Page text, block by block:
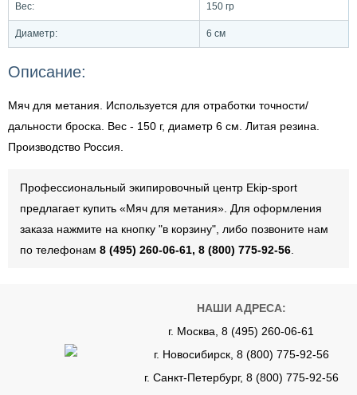
Вес: 150 гр
Диаметр: 6 см
Описание:
Мяч для метания. Используется для отработки точности/
дальности броска. Вес - 150 г, диаметр 6 см. Литая резина.
Производство Россия.
Профессиональный экипировочный центр Ekip-sport
предлагает купить «Мяч для метания». Для оформления
заказа нажмите на кнопку "в корзину", либо позвоните нам
по телефонам 8 (495) 260-06-61, 8 (800) 775-92-56
НАШИ АДРЕСА:
г. Москва, 8 (495) 260-06-61
г. Новосибирск, 8 (800) 775-92-56
г. Санкт-Петербург, 8 (800) 775-92-56